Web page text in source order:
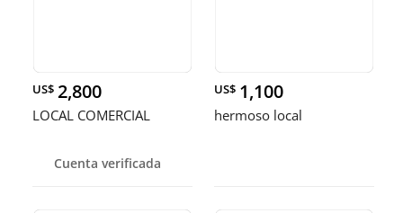
US$ 2,800
LOCAL COMERCIAL
Cuenta verificada
US$ 1,100
hermoso local